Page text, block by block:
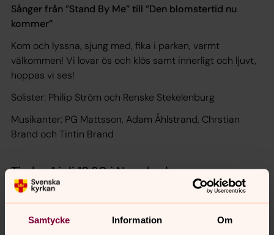
Samtycke Information Om
Sånger från ”Stand By Me” till ”Den blomstertid nu
kommer”
Kom och lyssna, sjung med, fika i parken, varmt
välkommen! Vi lovar ös och klös samt innerligt och ljuvt,
hoppas vi ses!
Solister: Philip Ström och Renske Stekelenburg
Musikanter: PG Mattsson, Adam Åhlstrand, Chrstian
Brand och Tintin Brand
Tisdag 1 juli 18.30 i Nora kyrka
”Tärnsjö i mitt hjärta”
husband: PG Mattsson, Christian Brand, Puiu Hategan